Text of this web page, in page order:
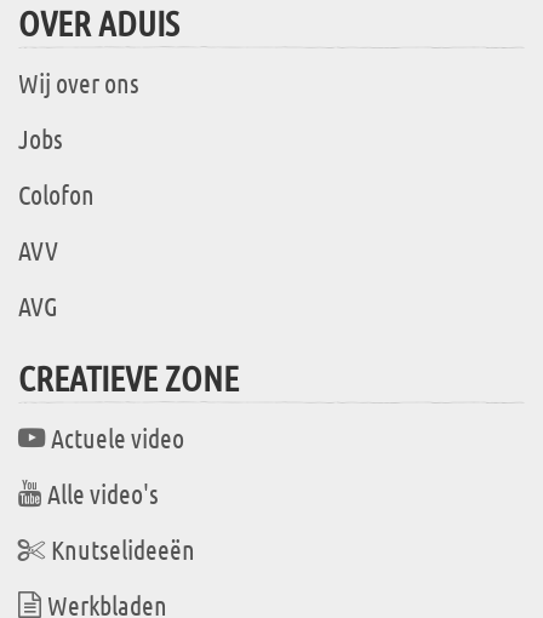
OVER ADUIS
Wij over ons
Jobs
Colofon
AVV
AVG
CREATIEVE ZONE
Actuele video
Alle video's
Knutselideeën
Werkbladen